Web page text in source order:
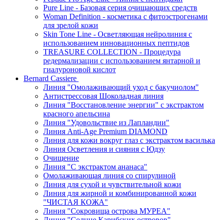
Pure Line - Базовая серия очищающих средств
Woman Definition - косметика с фитоэстрогенами
для зрелой кожи
Skin Tone Line - Осветляющая нейролиния с
использованием инновационных пептидов
TREASURE COLLECTION - Процедура
редермализации с использованием янтарной и
гиалуроновой кислот
Bernard Cassiere
Линия "Омолаживающий уход с бакучиолом"
Антистрессовая Шоколадная линия
Линия "Восстановление энергии" с экстрактом
красного апельсина
Линия "Удовольствие из Лапландии"
Линия Anti-Age Premium DIAMOND
Линия для кожи вокруг глаз с экстрактом василька
Линия Осветления и сияния с Юдзу
Очищение
Линия "С экстрактом ананаса"
Омолаживающая линия со спирулиной
Линия для сухой и чувствительной кожи
Линия для жирной и комбинированной кожи
"ЧИСТАЯ КОЖА"
Линия "Сокровища острова МУРЕА"